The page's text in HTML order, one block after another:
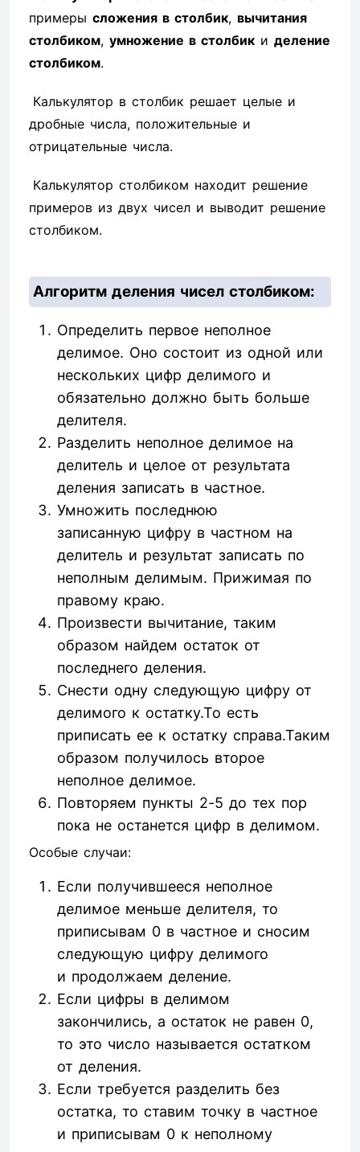
примеры сложения в столбик, вычитания
столбиком, умножение в столбик и деление
столбиком.
Калькулятор в столбик решает целые и
дробные числа, положительные и
отрицательные числа.
Калькулятор столбиком находит решение
примеров из двух чисел и выводит решение
столбиком.
Алгоритм деления чисел столбиком:
Определить первое неполное
делимое. Оно состоит из одной или
нескольких цифр делимого и
обязательно должно быть больше
делителя.
Разделить неполное делимое на
делитель и целое от результата
деления записать в частное.
Умножить последнюю
записанную цифру в частном на
делитель и результат записать по
неполным делимым. Прижимая по
правому краю.
Произвести вычитание, таким
образом найдем остаток от
последнего деления.
Снести одну следующую цифру от
делимого к остатку.То есть
приписать ее к остатку справа.Таким
образом получилось второе
неполное делимое.
Повторяем пункты 2-5 до тех пор
пока не останется цифр в делимом.
Особые случаи:
Если получившееся неполное
делимое меньше делителя, то
приписывам 0 в частное и сносим
следующую цифру делимого
и продолжаем деление.
Если цифры в делимом
закончились, а остаток не равен 0,
то это число называется остатком
от деления.
Если требуется разделить без
остатка, то ставим точку в частное
и приписывам 0 к неполному